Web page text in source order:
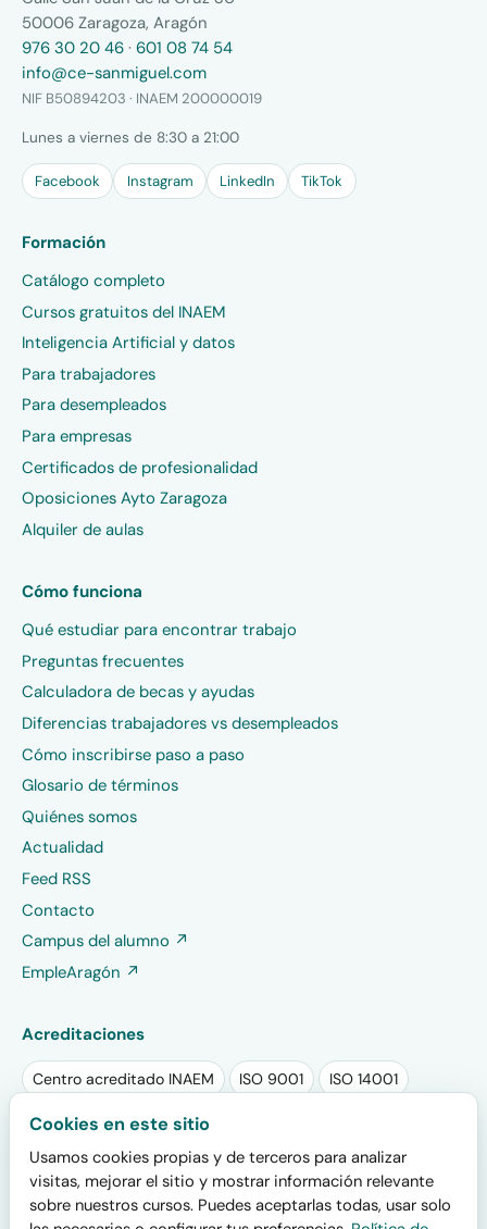
50006 Zaragoza, Aragón
976 30 20 46 · 601 08 74 54
info@ce-sanmiguel.com
NIF B50894203 · INAEM 200000019
Lunes a viernes de 8:30 a 21:00
Facebook Instagram LinkedIn TikTok
Formación
Catálogo completo
Cursos gratuitos del INAEM
Inteligencia Artificial y datos
Para trabajadores
Para desempleados
Para empresas
Certificados de profesionalidad
Oposiciones Ayto Zaragoza
Alquiler de aulas
Cómo funciona
Qué estudiar para encontrar trabajo
Preguntas frecuentes
Calculadora de becas y ayudas
Diferencias trabajadores vs desempleados
Cómo inscribirse paso a paso
Glosario de términos
Quiénes somos
Actualidad
Feed RSS
Contacto
Campus del alumno ↗
EmpleAragón ↗
Acreditaciones
Centro acreditado INAEM ISO 9001 ISO 14001
Sello RSA PLUS 2025 Sello EFR
Plan de igualdad registrado
Cookies en este sitio
Usamos cookies propias y de terceros para analizar
visitas, mejorar el sitio y mostrar información relevante
sobre nuestros cursos. Puedes aceptarlas todas, usar solo